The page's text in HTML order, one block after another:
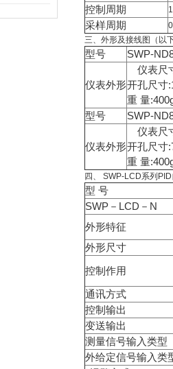
控制周期
采样周期
三、外形及接线图（以
型号 SWP-
仪表外形
仪表尺
开孔尺寸
重 量
型号
SWP-
仪表外形
仪表尺
开孔尺寸
重 量
四、 SWP-LCD系列
型 号
SWP－LCD－N
外形特征
外形尺寸
控制作用
通讯方式
控制输出
变送输出
测量信号输入类型
外给定信号输入类